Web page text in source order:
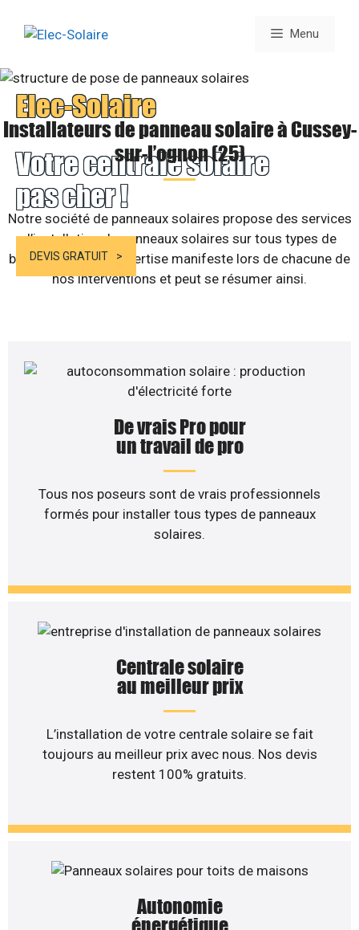
Menu
Elec-Solaire
Votre centrale solaire
pas cher !
DEVIS GRATUIT
Installateurs de panneau solaire à Cussey-
sur-l’ognon (25)
Notre société de panneaux solaires propose des services
d’installation de panneaux solaires sur tous types de
bâtiments. Notre expertise manifeste lors de chacune de
nos interventions et peut se résumer ainsi.
De vrais Pro pour
un travail de pro
Tous nos poseurs sont de vrais professionnels
formés pour installer tous types de panneaux
solaires.
Centrale solaire
au meilleur prix
L’installation de votre centrale solaire se fait
toujours au meilleur prix avec nous. Nos devis
restent 100% gratuits.
Autonomie